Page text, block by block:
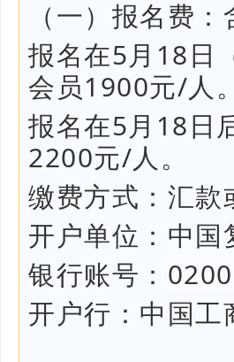
（一）报名费：
报名在5月 18日
会员1900元/人。
报名在5月 18日
2200元/人。
缴费方式： 汇款
开户单位： 中国
银行账号 ： 0200
开户行：中国